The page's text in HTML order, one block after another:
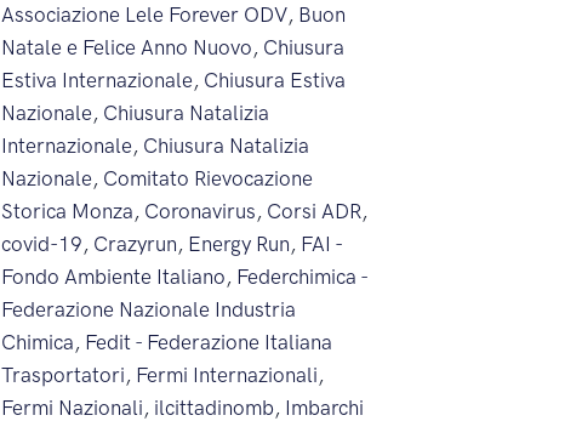
Associazione Lele Forever ODV, Buon
Natale e Felice Anno Nuovo, Chiusura
Estiva Internazionale, Chiusura Estiva
Nazionale, Chiusura Natalizia
Internazionale, Chiusura Natalizia
Nazionale, Comitato Rievocazione
Storica Monza, Coronavirus, Corsi ADR,
covid-19, Crazyrun, Energy Run, FAI -
Fondo Ambiente Italiano, Federchimica -
Federazione Nazionale Industria
Chimica, Fedit - Federazione Italiana
Trasportatori, Fermi Internazionali,
Fermi Nazionali, ilcittadinomb, Imbarchi